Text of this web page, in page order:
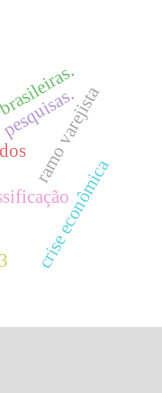
crise econômica
pesquisas.
ramo varejista